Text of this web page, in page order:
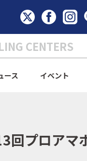
CENTERS
ース イベント
回プロアマ